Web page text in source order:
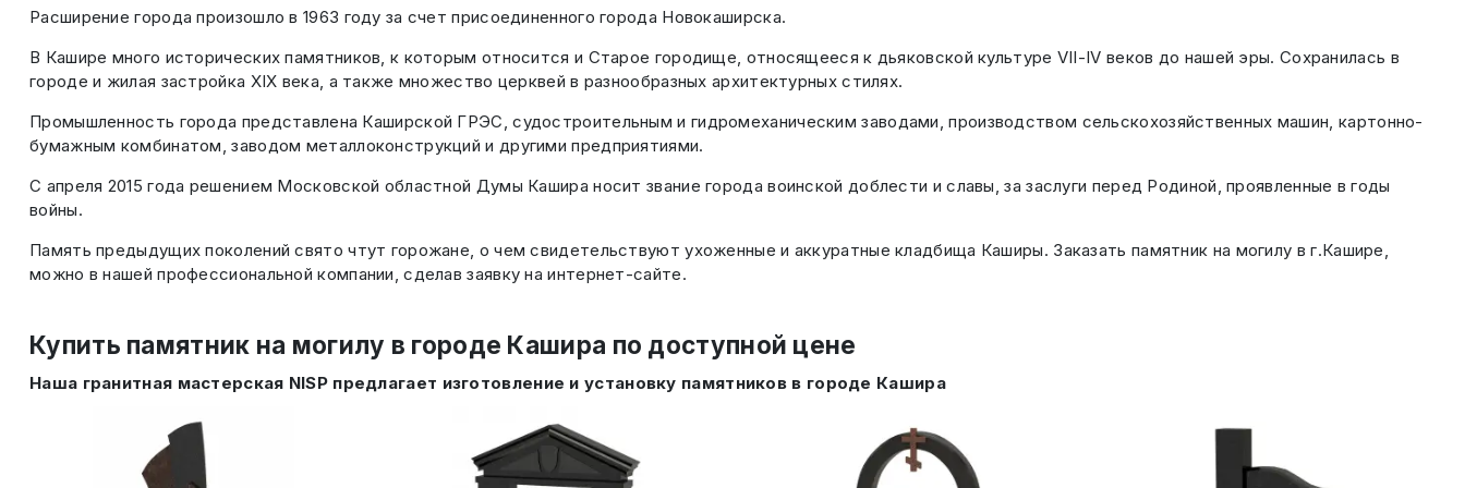
Расширение города произошло в 1963 году за счет присоединенного города Новокаширска.
В Кашире много исторических памятников, к которым относится и Старое городище, относящееся к дьяковской культуре VII-IV веков до нашей эры. Сохранилась в
городе и жилая застройка XIX века, а также множество церквей в разнообразных архитектурных стилях.
Промышленность города представлена Каширской ГРЭС, судостроительным и гидромеханическим заводами, производством сельскохозяйственных машин, картонно-
бумажным комбинатом, заводом металлоконструкций и другими предприятиями.
С апреля 2015 года решением Московской областной Думы Кашира носит звание города воинской доблести и славы, за заслуги перед Родиной, проявленные в годы
войны.
Память предыдущих поколений свято чтут горожане, о чем свидетельствуют ухоженные и аккуратные кладбища Каширы. Заказать памятник на могилу в г.Кашире,
можно в нашей профессиональной компании, сделав заявку на интернет-сайте.
Купить памятник на могилу в городе Кашира по доступной цене
Наша гранитная мастерская NISP предлагает изготовление и установку памятников в городе Кашира